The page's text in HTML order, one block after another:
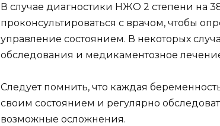
В случае диагностики НЖО 2 степени на
проконсультироваться с врачом, чтобы
управление состоянием. В некоторых
обследования и медикаментозное
Следует помнить, что каждая
своим состоянием и регулярно
возможные осложнения.